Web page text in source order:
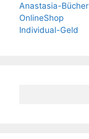
Anastasia-Bücher
OnlineShop
Individual-Geld